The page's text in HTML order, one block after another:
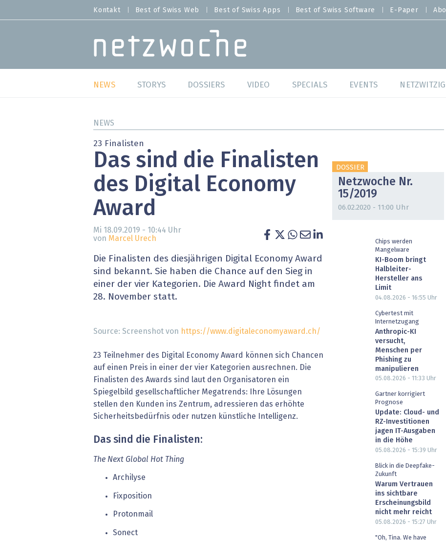
zum
MENU
Kontakt Best of Swiss Web Best of Swiss Apps Best of Swiss Software E-Paper Abo
MAIN NAVIGATION
NEWS
Studien
Meinungen
Hands-on
» alle News
STORYS DOSSIERS
Best of Swiss Software
SAP S/4 Hana
Gesundheit wird digital
Blockchain
EU-DSGVO
VIDEO SPECIALS
Cybersecurity
Cloud & Managed Services
IT for Health
Artificial Intelligence
Finance 2030
Fintech & Insurtech
Professional AV & Digital Signage
EVENTS
Best of Swiss Software
NETZWITZIG
NEWS
23 Finalisten
Das sind die Finalisten
des Digital Economy
Award
Mi 18.09.2019 - 10:44 Uhr
von Marcel Urech
Die Finalisten des diesjährigen Digital Economy Award
sind bekannt. Sie haben die Chance auf den Sieg in
einer der vier Kategorien. Die Award Night findet am
28. November statt.
Source: Screenshot von https://www.digitaleconomyaward.ch/
23 Teilnehmer des Digital Economy Award können sich Chancen
auf einen Preis in einer der vier Kategorien ausrechnen. Die
Finalisten des Awards sind laut den Organisatoren ein
Spiegelbild gesellschaftlicher Megatrends: Ihre Lösungen
stellen den Kunden ins Zentrum, adressieren das erhöhte
Sicherheitsbedürfnis oder nutzen künstliche Intelligenz.
Das sind die Finalisten:
The Next Global Hot Thing
Archilyse
Fixposition
Protonmail
Sonect
DOSSIER
Netzwoche Nr.
15/2019
06.02.2020 - 11:00 Uhr
Chips werden
Mangelware
KI-Boom bringt
Halbleiter-
Hersteller ans
Limit
04.08.2026 - 16:55 Uhr
Cybertest mit
Internetzugang
Anthropic-KI
versucht,
Menschen per
Phishing zu
manipulieren
05.08.2026 - 11:33 Uhr
Gartner korrigiert
Prognose
Update: Cloud- und
RZ-Investitionen
jagen IT-Ausgaben
in die Höhe
05.08.2026 - 15:39 Uhr
Blick in die Deepfake-
Zukunft
Warum Vertrauen
ins sichtbare
Erscheinungsbild
nicht mehr reicht
05.08.2026 - 15:27 Uhr
"Oh, Tina. We have